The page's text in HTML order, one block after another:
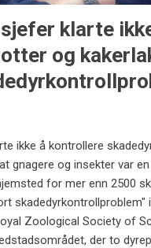
klarte
og
ikke å kontrollere
gnagere og insekter var
for mer enn 2500
skadedyrkontrollproblem"
Zoological Society of
der to